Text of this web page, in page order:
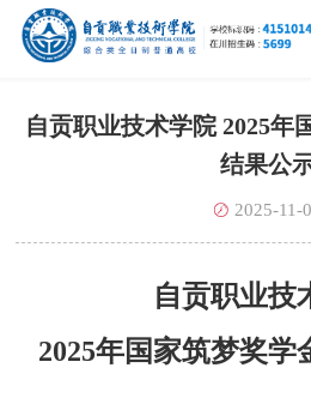
自贡职业技术学院 2025年
结果公
2025-11-
自贡职业技
2025年国家筑梦奖学